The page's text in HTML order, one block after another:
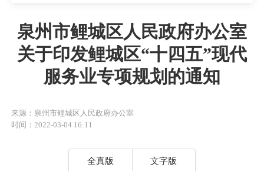
泉州市鲤城区人民政府办公室
关于印发鲤城区“十四五”现代
服务业专项规划的通知
来源：泉州市鲤城区人民政府办公室
时间：2022-03-04 16:11
全真版 文字版